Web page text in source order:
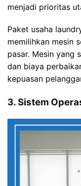
menjadi prioritas
Paket usaha
memilihkan mesin
pasar. Mesin yang
dan biaya
kepuasan
3. Sistem